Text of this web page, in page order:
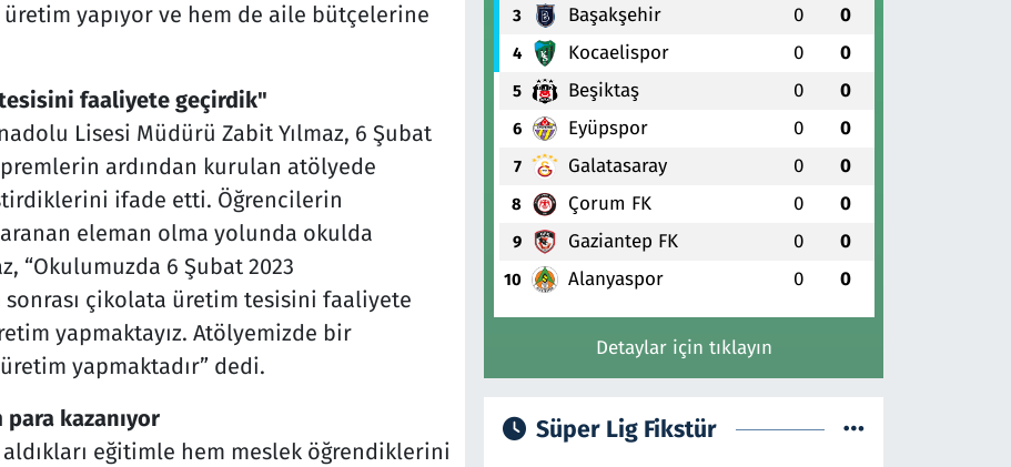
yapıyor ve hem de aile bütçelerine
faaliyete geçirdik"
Lisesi Müdürü Zabit Yılmaz, 6 Şubat
ardından kurulan atölyede
ifade etti. Öğrencilerin
eleman olma yolunda okulda
“Okulumuzda 6 Şubat 2023
çikolata üretim tesisini faaliyete
yapmaktayız. Atölyemizde bir
yapmaktadır” dedi.
kazanıyor
eğitimle hem meslek öğrendiklerini
3 Başakşehir 0 0
4 Kocaelispor 0 0
5 Beşiktaş 0 0
6 Eyüpspor 0 0
7 Galatasaray 0 0
8 Çorum FK 0 0
9 Gaziantep FK 0 0
10 Alanyaspor 0 0
Detaylar için tıklayın
Süper Lig Fikstür